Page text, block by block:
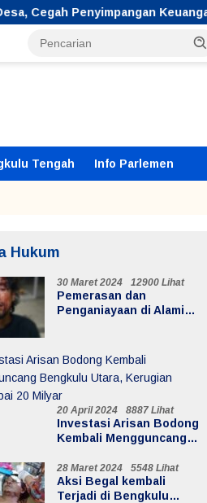
Penyimpangan Keuangan Desa
Tengah Info Parlemen
Hukum
30 Maret 2024 12900 Lihat
Pemerasan dan
Penganiayaan di Alami
20 April 2024 8887 Lihat
Investasi Arisan Bodong
Kembali Mengguncang
Kerugian Mencapai 20
Milyar
28 Maret 2024 5548 Lihat
Aksi Begal kembali
Terjadi di Bengkulu